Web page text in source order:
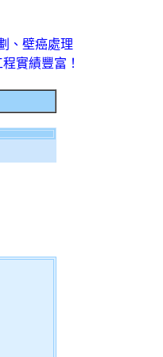
、壁癌處理
實績豐富！